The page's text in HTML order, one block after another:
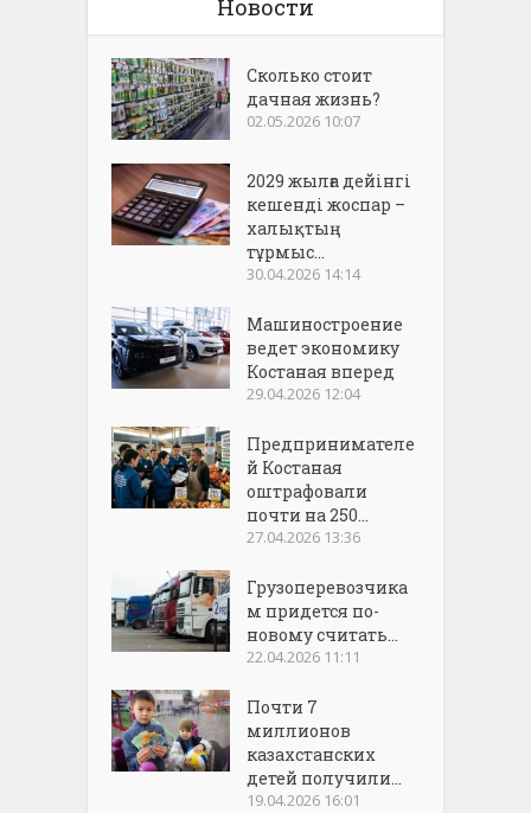
Новости
Сколько стоит
дачная жизнь?
02.05.2026 10:07
2029 жылға дейінгі
кешенді жоспар –
халықтың
тұрмыс...
30.04.2026 14:14
Машиностроение
ведет экономику
Костаная вперед
29.04.2026 12:04
Предпринимателе
й Костаная
оштрафовали
почти на 250...
27.04.2026 13:36
Грузоперевозчика
м придется по-
новому считать...
22.04.2026 11:11
Почти 7
миллионов
казахстанских
детей получили...
19.04.2026 16:01